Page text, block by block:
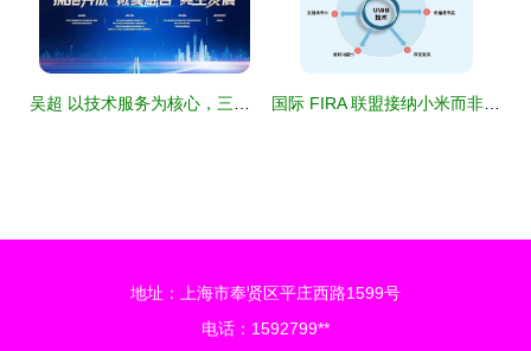
地址：上海市奉贤区平庄西路1599号
电话：1592799**